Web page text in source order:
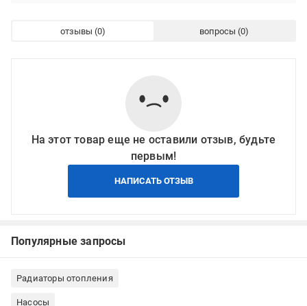
отзывы вопросы
На этот товар еще не оставили отзыв, будьте
первым!
НАПИСАТЬ ОТЗЫВ
Популярные запросы
Радиаторы отопления
Насосы